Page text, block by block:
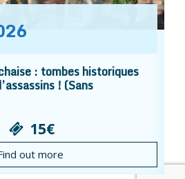
: tombes historiques
! (Sans
15€
out more